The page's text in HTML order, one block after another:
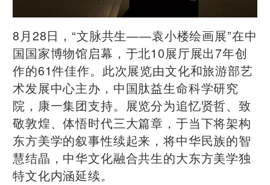
8月28日，“文脉共生——袁小楼绘画展”在中
国国家博物馆启幕，于北10展厅展出7年创
作的61件佳作。此次展览由文化和旅游部艺
术发展中心主办，中国肽益生命科学研究
院，康一集团支持。展览分为追忆贤哲、致
敬敦煌、体悟时代三大篇章，于当下将架构
东方美学的叙事性续起来，将中华民族的智
慧结晶，中华文化融合共生的大东方美学独
特文化内涵延续。